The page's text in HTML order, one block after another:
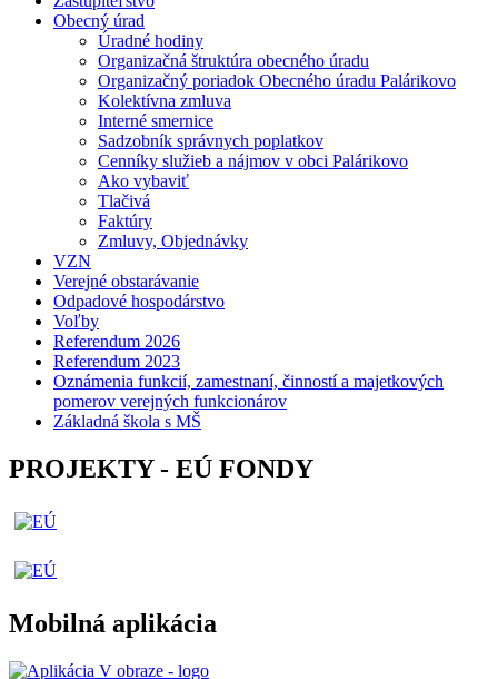
Obecný úrad
Úradné hodiny
Organizačná štruktúra obecného úradu
Organizačný poriadok Obecného úradu Palárikovo
Kolektívna zmluva
Interné smernice
Sadzobník správnych poplatkov
Cenníky služieb a nájmov v obci Palárikovo
Ako vybaviť
Tlačivá
Faktúry
Zmluvy, Objednávky
VZN
Verejné obstarávanie
Odpadové hospodárstvo
Voľby
Referendum 2026
Referendum 2023
Oznámenia funkcií, zamestnaní, činností a majetkových
pomerov verejných funkcionárov
Základná škola s MŠ
PROJEKTY - EÚ FONDY
Mobilná aplikácia